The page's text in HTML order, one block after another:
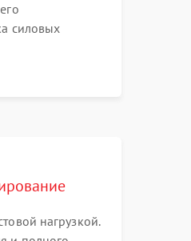
силовых
реле
нагрузкой.